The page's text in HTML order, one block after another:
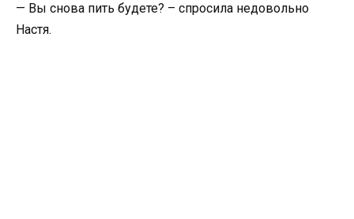
— Вы снова пить будете? – спросила недовольно
Настя.